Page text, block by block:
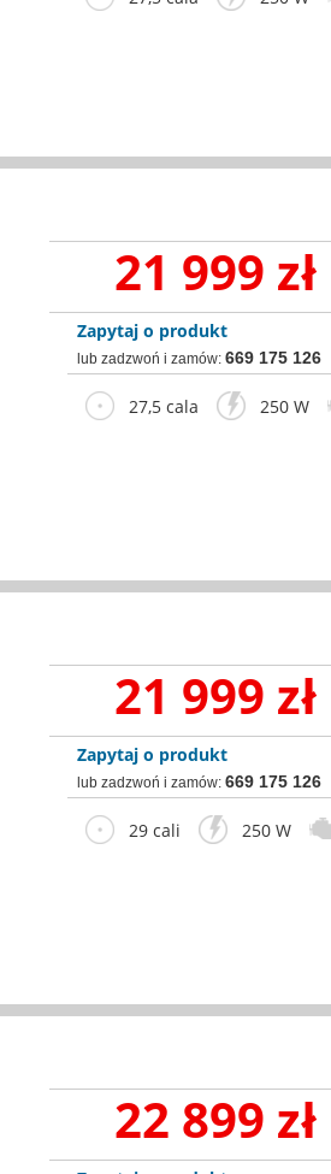
21 999 zł
Zapytaj o produkt
lub zadzwoń i zamów:669 175 126
27,5 cala 250 W
21 999 zł
Zapytaj o produkt
lub zadzwoń i zamów:669 175 126
29 cali 250 W
22 899 zł